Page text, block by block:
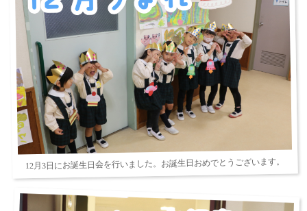
12月3日にお誕生日会を行いました。お誕生日おめでとうございます。